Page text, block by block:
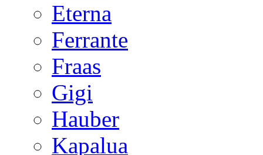
Eterna
Ferrante
Fraas
Gigi
Hauber
Kapalua